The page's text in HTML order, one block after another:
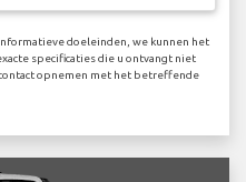
doeleinden, we kunnen het
specificaties die u ontvangt niet
opnemen met het betreffende